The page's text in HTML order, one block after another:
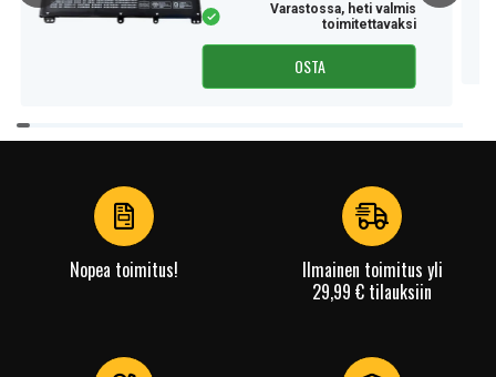
Varastossa, heti valmis
toimitettavaksi
OSTA
Item
1
Nopea toimitus!
Ilmainen toimitus yli
29,99 € tilauksiin